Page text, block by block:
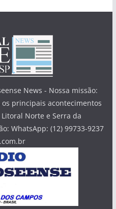
News - Nossa missão:
principais acontecimentos
Norte e Serra da
WhatsApp: (12) 99733-9237